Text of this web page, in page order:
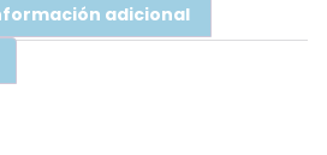
adicional